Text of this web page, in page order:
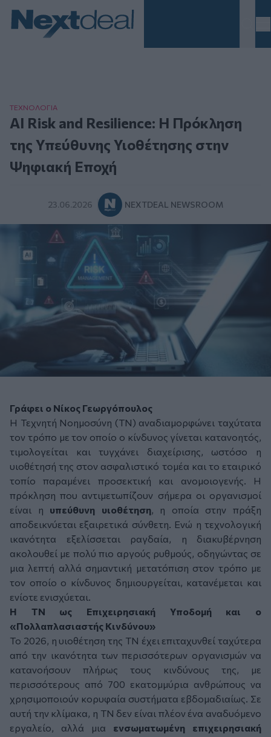
ΤΕΧΝΟΛΟΓΙΑ
AI Risk and Resilience: Η Πρόκληση
της Υπεύθυνης Υιοθέτησης στην
Ψηφιακή Εποχή
23.06.2026 NEXTDEAL NEWSROOM
Γράφει ο Νίκος Γεωργόπουλος
Η Τεχνητή Νοημοσύνη (ΤΝ) αναδιαμορφώνει ταχύτατα
τον τρόπο με τον οποίο ο κίνδυνος γίνεται κατανοητός,
τιμολογείται και τυγχάνει διαχείρισης, ωστόσο η
υιοθέτησή της στον ασφαλιστικό τομέα και το εταιρικό
τοπίο παραμένει προσεκτική και ανομοιογενής. Η
πρόκληση που αντιμετωπίζουν σήμερα οι οργανισμοί
είναι η υπεύθυνη υιοθέτηση, η οποία στην πράξη
αποδεικνύεται εξαιρετικά σύνθετη. Ενώ η τεχνολογική
ικανότητα εξελίσσεται ραγδαία, η διακυβέρνηση
ακολουθεί με πολύ πιο αργούς ρυθμούς, οδηγώντας σε
μια λεπτή αλλά σημαντική μετατόπιση στον τρόπο με
τον οποίο ο κίνδυνος δημιουργείται, κατανέμεται και
ενίοτε ενισχύεται.
Η ΤΝ ως Επιχειρησιακή Υποδομή και ο
«Πολλαπλασιαστής Κινδύνου»
Το 2026, η υιοθέτηση της ΤΝ έχει επιταχυνθεί ταχύτερα
από την ικανότητα των περισσότερων οργανισμών να
κατανοήσουν πλήρως τους κινδύνους της, με
περισσότερους από 700 εκατομμύρια ανθρώπους να
χρησιμοποιούν κορυφαία συστήματα εβδομαδιαίως. Σε
αυτή την κλίμακα, η ΤΝ δεν είναι πλέον ένα αναδυόμενο
εργαλείο, αλλά μια ενσωματωμένη επιχειρησιακή